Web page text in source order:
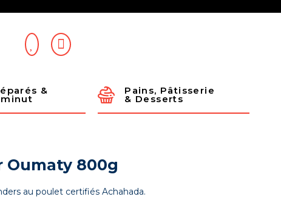
& Pains, Pâtisserie
& Desserts
Oumaty 800g
au poulet certifiés Achahada.